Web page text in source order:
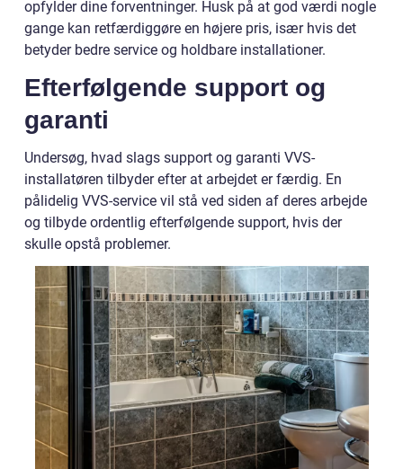
opfylder dine forventninger. Husk på at god værdi nogle
gange kan retfærdiggøre en højere pris, især hvis det
betyder bedre service og holdbare installationer.
Efterfølgende support og
garanti
Undersøg, hvad slags support og garanti VVS-
installatøren tilbyder efter at arbejdet er færdig. En
pålidelig VVS-service vil stå ved siden af deres arbejde
og tilbyde ordentlig efterfølgende support, hvis der
skulle opstå problemer.